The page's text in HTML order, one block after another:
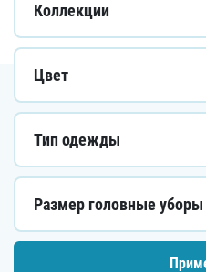
Коллекции
Цвет
Тип одежды
Размер головные уборы